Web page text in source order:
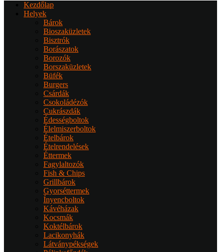
Kezdőlap
Helyek
Bárok
Bioszaküzletek
Bisztrók
Borászatok
Borozók
Borszaküzletek
Büfék
Burgers
Csárdák
Csokoládézók
Cukrászdák
Édességboltok
Élelmiszerboltok
Ételbárok
Ételrendelések
Éttermek
Fagylaltozók
Fish & Chips
Grillbárok
Gyorséttermek
Ínyencboltok
Kávéházak
Kocsmák
Koktélbárok
Lacikonyhák
Látványpékségek